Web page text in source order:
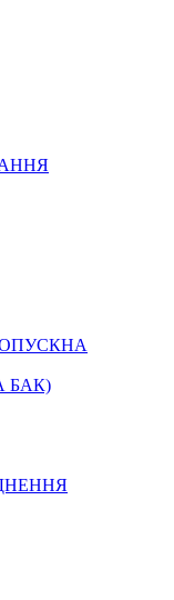
ЛАМПИ
АКСЕСУАРИ
БАК)